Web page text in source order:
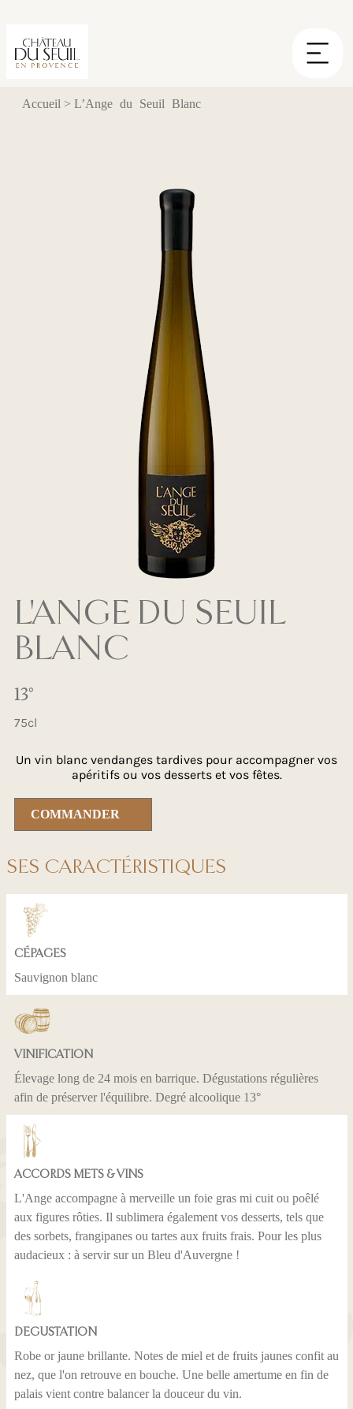
Accueil > L’Ange du Seuil Blanc
L'ANGE DU SEUIL
BLANC
13°
75cl
Un vin blanc vendanges tardives pour accompagner vos
apéritifs ou vos desserts et vos fêtes.
COMMANDER
SES CARACTÉRISTIQUES
CÉPAGES
Sauvignon blanc
VINIFICATION
Élevage long de 24 mois en barrique. Dégustations régulières
afin de préserver l'équilibre. Degré alcoolique 13°
ACCORDS METS & VINS
L'Ange accompagne à merveille un foie gras mi cuit ou poêlé
aux figures rôties. Il sublimera également vos desserts, tels que
des sorbets, frangipanes ou tartes aux fruits frais. Pour les plus
audacieux : à servir sur un Bleu d'Auvergne !
DEGUSTATION
Robe or jaune brillante. Notes de miel et de fruits jaunes confit au
nez, que l'on retrouve en bouche. Une belle amertume en fin de
palais vient contre balancer la douceur du vin.